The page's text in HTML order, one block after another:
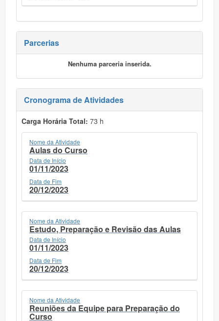
Parcerias
Nenhuma parceria inserida.
Cronograma de Atividades
Carga Horária Total: 73 h
Nome da Atividade
Aulas do Curso
Data de Início
01/11/2023
Data de Fim
20/12/2023
Nome da Atividade
Estudo, Preparação e Revisão das Aulas
Data de Início
01/11/2023
Data de Fim
20/12/2023
Nome da Atividade
Reuniões da Equipe para Preparação do
Curso